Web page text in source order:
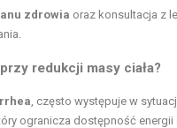
zdrowia oraz konsultacja z
redukcji masy ciała?
, często występuje w
ogranicza dostępność